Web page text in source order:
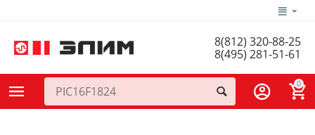
8(812) 320-88-25
8(495) 281-51-61
0